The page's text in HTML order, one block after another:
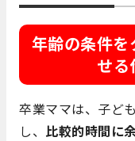
年齢の条件
せる
卒業ママは、子ど
し、 比較的時間に